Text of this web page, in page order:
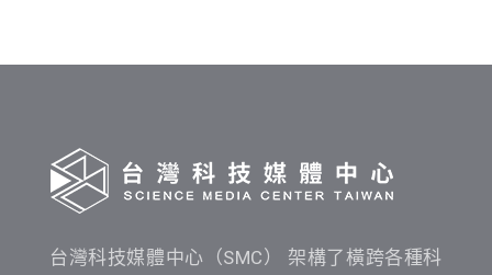
台灣科技媒體中心（SMC） 架構了橫跨各種科